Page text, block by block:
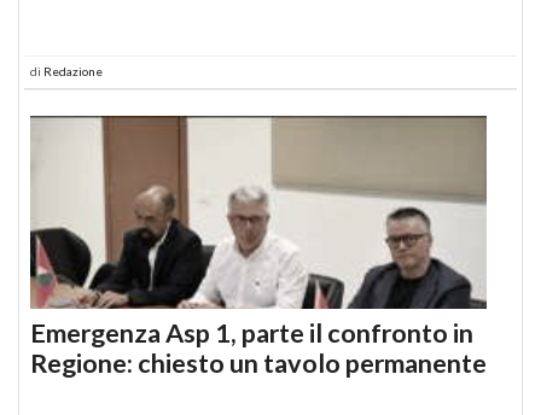
di Redazione
Emergenza Asp 1, parte il confronto in
Regione: chiesto un tavolo permanente